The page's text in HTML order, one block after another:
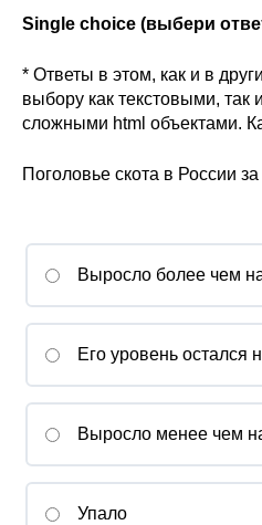
Регулярные
Краткосрочный
Оценка индекса
Российская
Мониторинга
Центр
экономика России»
Образование и карьера
Кафедра МФТИ
Single choice (выбери
* Ответы в этом, как и в
выбору как текстовыми, так
сложными html объектами.
Поголовье скота в России
Выросло более чем
Его уровень остался
Выросло менее чем
Упало